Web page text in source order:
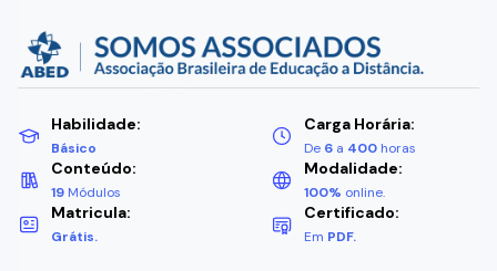
Habilidade:
Básico
Carga Horária:
De 6 a 400 horas
Conteúdo:
19 Módulos
Modalidade:
100% online.
Matricula:
Grátis.
Certificado:
Em PDF.